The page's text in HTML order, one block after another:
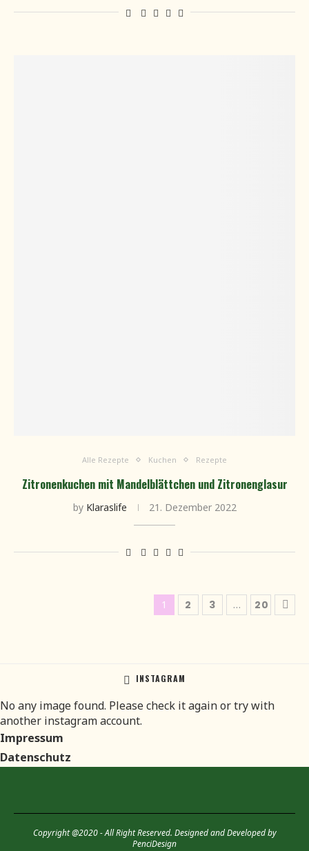
Alle Rezepte Kuchen Rezepte
Zitronenkuchen mit Mandelblättchen und Zitronenglasur
by Klaraslife 21. Dezember 2022
1 2 3 … 20
INSTAGRAM
No any image found. Please check it again or try with
another instagram account.
Impressum
Datenschutz
Copyright @2020 - All Right Reserved. Designed and Developed by
PenciDesign